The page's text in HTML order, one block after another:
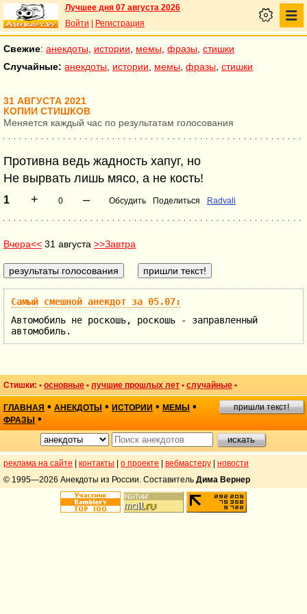
Лучшее дня 07 августа 2026
Войти
Регистрация
Свежие: анекдоты истории мемы фразы стишки
Случайные: анекдоты истории мемы фразы стишки
31 АВГУСТА 2021
КОПИИ СТИШКОВ
Меняется каждый час по результатам голосования
Противна ведь жадность хапуг, но
Не вырвать лишь мясо, а не кость!
1 + 0 – Обсудить Поделиться Radvali
Вчера<< 31 августа >>Завтра
Самый смешной анекдот за 05.07:
Автомобиль не роскошь, роскошь - заправленный
автомобиль.
Стишки: • основные • лучшие прошлых лет • случайные •
ГЛАВНАЯ • АНЕКДОТЫ • ИСТОРИИ • МЕМЫ •
ФРАЗЫ •
пришли текст!
реклама на сайте контакты о проекте вебмастеру
новости
© 1995—2026 Анекдоты из России. Составитель Дима Вернер